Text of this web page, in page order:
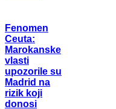
Fenomen
Ceuta:
Marokanske
vlasti
upozorile su
Madrid na
rizik koji
donosi